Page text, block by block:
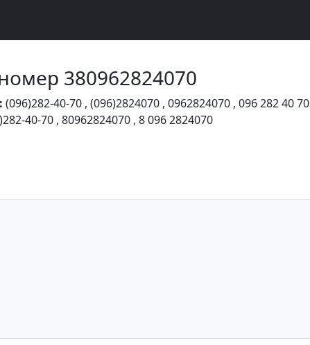
380962824070
(096)282-40-70 , (096)2824070 , 0962824070 , 096 282 40 70
40-70 , 80962824070 , 8 096 2824070